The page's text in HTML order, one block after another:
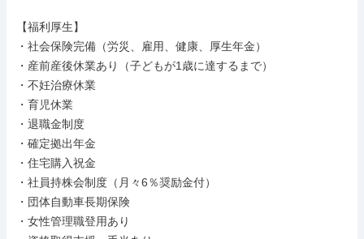
【福利厚生】
・社会保険完備（労災、雇用、健康、厚生年金）
・産前産後休業あり（子どもが1歳に達するまで）
・不妊治療休業
・育児休業
・退職金制度
・確定拠出年金
・住宅購入祝金
・社員持株会制度（月々6％奨励金付）
・団体自動車長期保険
・女性管理職登用あり